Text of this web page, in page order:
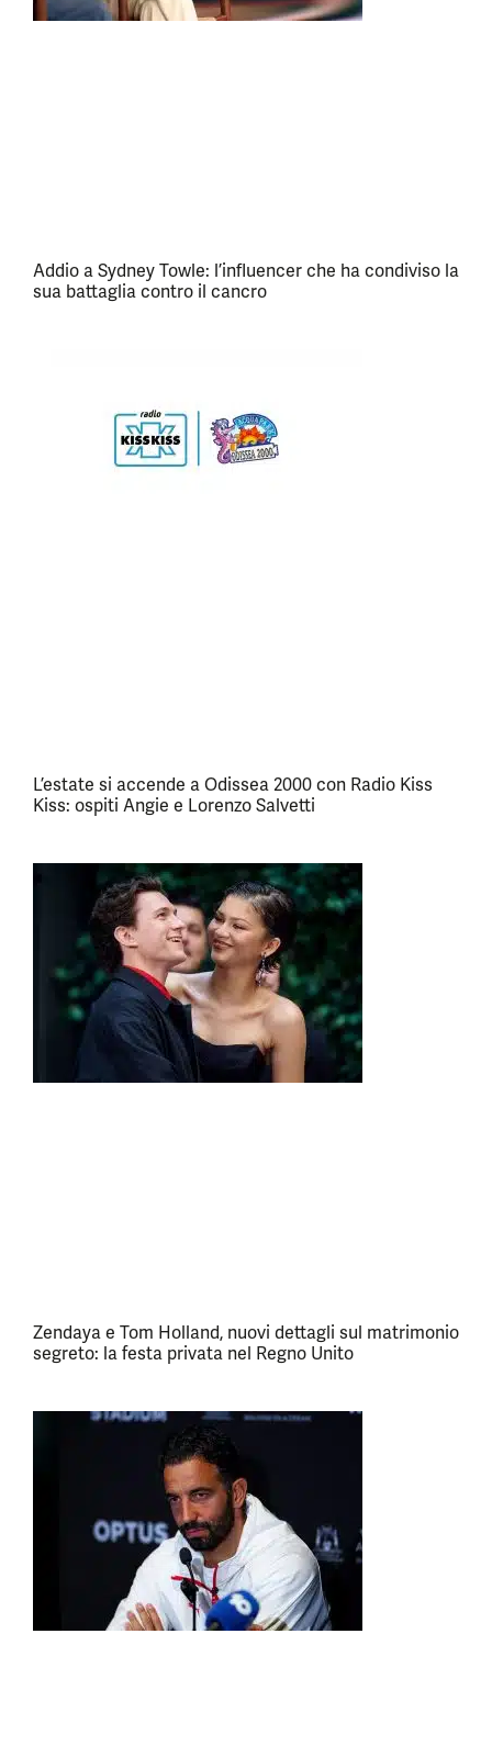
Addio a Sydney Towle: l’influencer che ha condiviso la
sua battaglia contro il cancro
L’estate si accende a Odissea 2000 con Radio Kiss
Kiss: ospiti Angie e Lorenzo Salvetti
Zendaya e Tom Holland, nuovi dettagli sul matrimonio
segreto: la festa privata nel Regno Unito